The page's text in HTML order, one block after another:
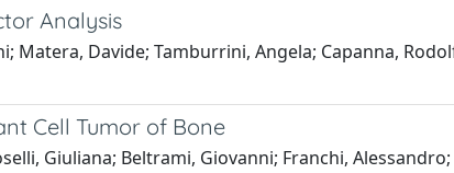
Analysis
Davide; Tamburrini, Angela; Capanna,
Cell Tumor of Bone
Giuliana; Beltrami, Giovanni; Franchi,